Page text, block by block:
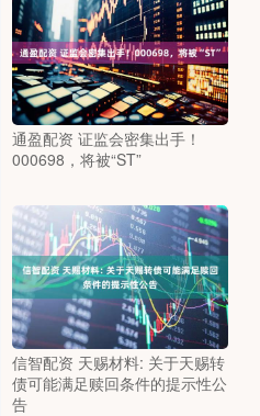
通盈配资 证监会密集出手！
000698，将被“ST”
信智配资 天赐材料: 关于天赐转
债可能满足赎回条件的提示性公
告